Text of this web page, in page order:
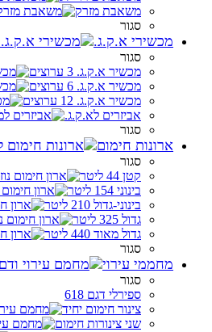
משאבת מזרק
סגור
מכשירי א.ק.ג.
סגור
מכשיר א.ק.ג. 3 ערוצים
מכשיר א.ק.ג. 6 ערוצים
מכשיר א.ק.ג. 12 ערוצים
אביזרים לא.ק.ג.
סגור
ארונות חימום
סגור
קטן 44 ליטר
בינוני 154 ליטר
בינוני-גדול 210 ליטר
גדול 325 ליטר
גדול מאוד 440 ליטר
סגור
מחממי עירוי
סגור
ספירלי דגם 618
צינור חימום יחיד
שני צינורות חימום